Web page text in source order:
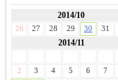
2014/10
26 27 28 29 30 31
2014/11
2
3 4 5 6 7